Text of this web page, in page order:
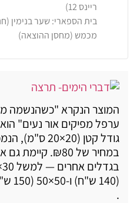
ריינס 12)
בית הספארי: שער בנימין
מכמש (מחסן ההוצאה)
המוצר הנקרא "כשהנשמה
ערפל מפיקים אור נעים"
גודל קטן
במחיר של ₪80.
(140 ש"ח) ו-50×50 (150 ש"ח)
.